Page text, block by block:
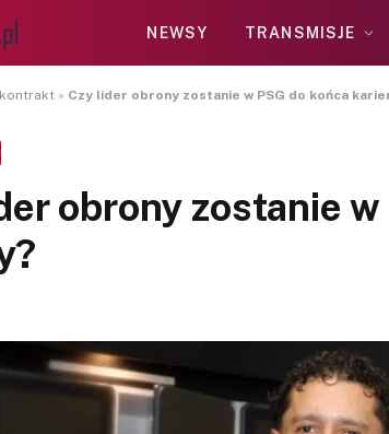
NEWSY TRANSMISJE
kontrakt » Czy lider obrony zostanie w PSG do końca
obrony zostanie w